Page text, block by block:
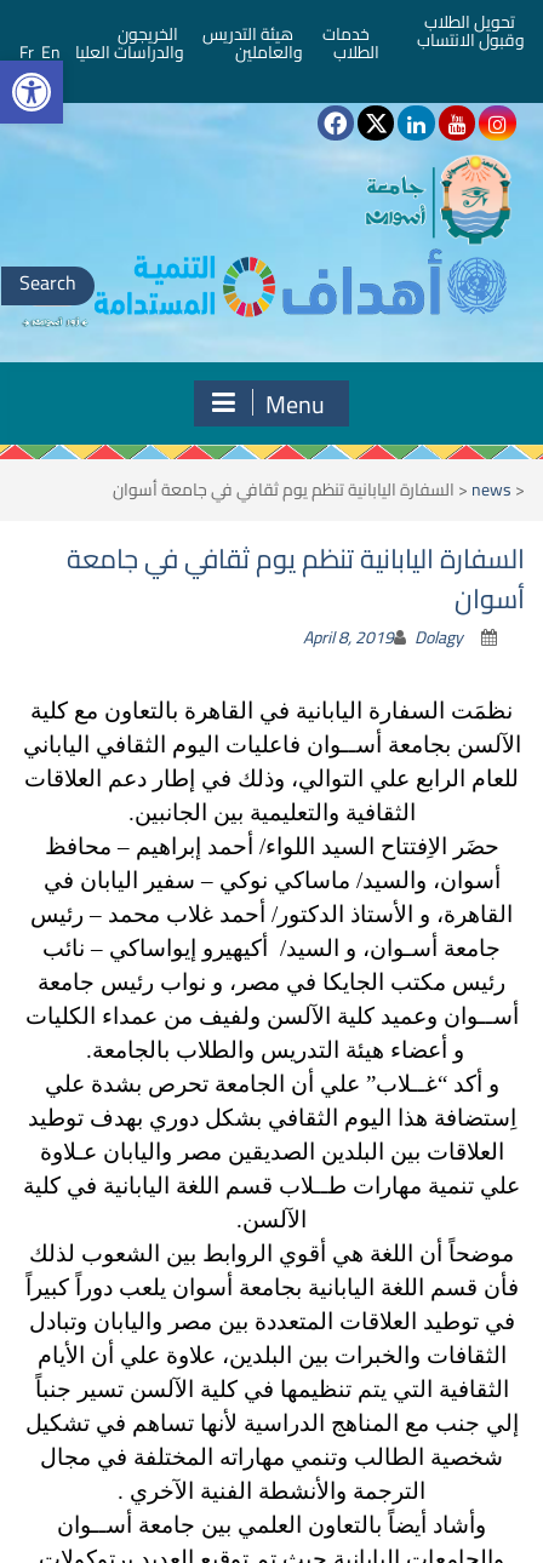
تحويل الطلاب
وقبول الانتساب خدمات
الطلاب
هيئة التدريس
والعاملين
الخريجون
والدراسات العليا En
Fr
Search
for:
Menu
<
news
<السفارة اليابانية تنظم يوم ثقافي في جامعة أسوان
السفارة اليابانية تنظم يوم ثقافي في جامعة
أسوان
April 8, 2019 Dolagy
نظمَت السفارة اليابانية في القاهرة بالتعاون مع كلية
الآلسن بجامعة أســوان فاعليات اليوم الثقافي الياباني
للعام الرابع علي التوالي، وذلك في إطار دعم العلاقات
الثقافية والتعليمية بين الجانبين.
حضَر الاِفتتاح السيد اللواء/ أحمد إبراهيم – محافظ
أسوان، والسيد/ ماساكي نوكي – سفير اليابان في
القاهرة، و الأستاذ الدكتور/ أحمد غلاب محمد – رئيس
جامعة أسـوان، و السيد/ أكيهيرو إيواساكي – نائب
رئيس مكتب الجايكا في مصر، و نواب رئيس جامعة
أســوان وعميد كلية الآلسن ولفيف من عمداء الكليات
و أعضاء هيئة التدريس والطلاب بالجامعة.
و أكد “غــلاب” علي أن الجامعة تحرص بشدة علي
اِستضافة هذا اليوم الثقافي بشكل دوري بهدف توطيد
العلاقات بين البلدين الصديقين مصر واليابان عـلاوة
علي تنمية مهارات طــلاب قسم اللغة اليابانية في كلية
الآلسن.
موضحاً أن اللغة هي أقوي الروابط بين الشعوب لذلك
فأن قسم اللغة اليابانية بجامعة أسوان يلعب دوراً كبيراً
في توطيد العلاقات المتعددة بين مصر واليابان وتبادل
الثقافات والخبرات بين البلدين، علاوة علي أن الأيام
الثقافية التي يتم تنظيمها في كلية الآلسن تسير جنباً
إلي جنب مع المناهج الدراسية لأنها تساهم في تشكيل
شخصية الطالب وتنمي مهاراته المختلفة في مجال
الترجمة والأنشطة الفنية الآخري .
وأشاد أيضاً بالتعاون العلمي بين جامعة أســوان